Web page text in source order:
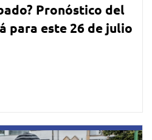
Pronóstico del
para este 26 de julio